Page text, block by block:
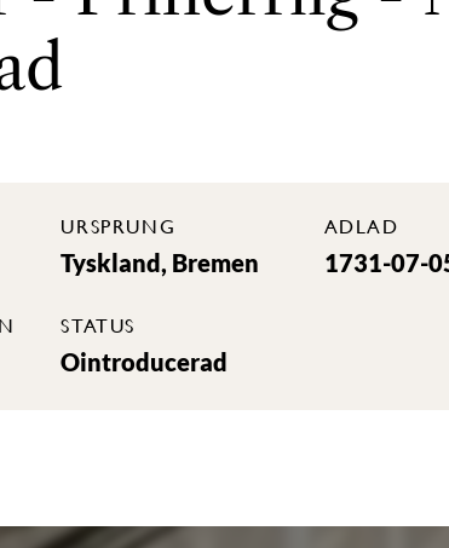
URSPRUNG
Tyskland, Bremen
ADLAD
1731-07-
STATUS
Ointroducerad